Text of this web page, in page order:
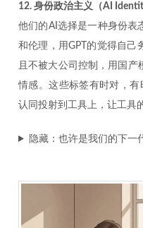
12. 身份政治主义（AI
他们的AI选择是一种身份表
和伦理，用GPT的觉得自己
且不被大公司控制，用国
情感。这些标签有时对，
认同投射到工具上，让工具
隐藏：也许是我们的下一